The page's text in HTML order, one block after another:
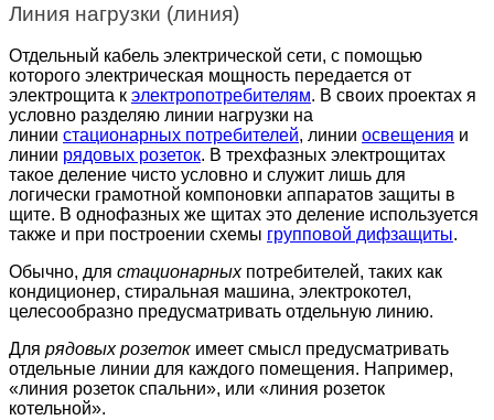
Линия нагрузки (линия)
Отдельный кабель электрической сети, с помощью
которого электрическая мощность передается от
электрощита к электропотребителям. В своих проектах я
условно разделяю линии нагрузки на
линии стационарных потребителей, линии освещения и
линии рядовых розеток. В трехфазных электрощитах
такое деление чисто условно и служит лишь для
логически грамотной компоновки аппаратов защиты в
щите. В однофазных же щитах это деление используется
также и при построении схемы групповой дифзащиты.
Обычно, для стационарныхпотребителей, таких как
кондиционер, стиральная машина, электрокотел,
целесообразно предусматривать отдельную линию.
Для рядовых розеток имеет смысл предусматривать
отдельные линии для каждого помещения. Например,
«линия розеток спальни», или «линия розеток
котельной».